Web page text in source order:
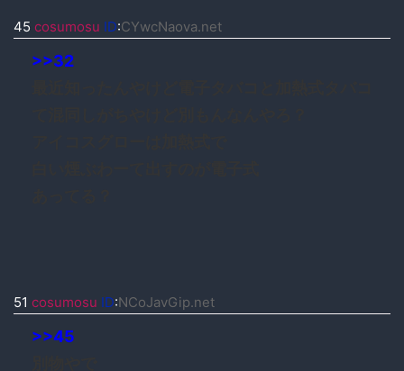
45 cosumosu ID:CYwcNaova.net
>>32
51 cosumosu ID:NCoJavGip.net
>>45